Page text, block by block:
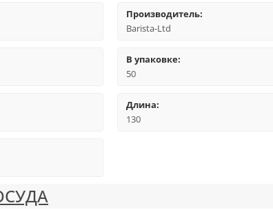
Производитель:
Barista-Ltd
В упаковке:
50
Длина:
130